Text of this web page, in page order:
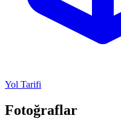
Yol Tarifi
Fotoğraflar